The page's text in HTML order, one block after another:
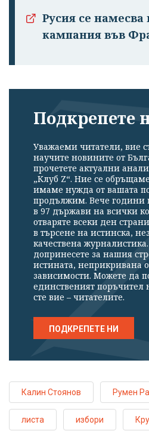
Русия се
кампания във
Подкрепете
Уважаеми читатели, вие
научите новините от
прочетете актуални
„Клуб Z“. Ние се
имаме нужда от вашата
продължим. Вече години
в 97 държави на всички
отваряте всеки ден
в търсене на истинска,
качествена
допринесете за нашия
истината, неприкривана
зависимости. Можете да
единственият поръчител
сте вие – читателите.
ПОДКРЕПЕТЕ НИ
Калин Стоянов Румен
листа избори